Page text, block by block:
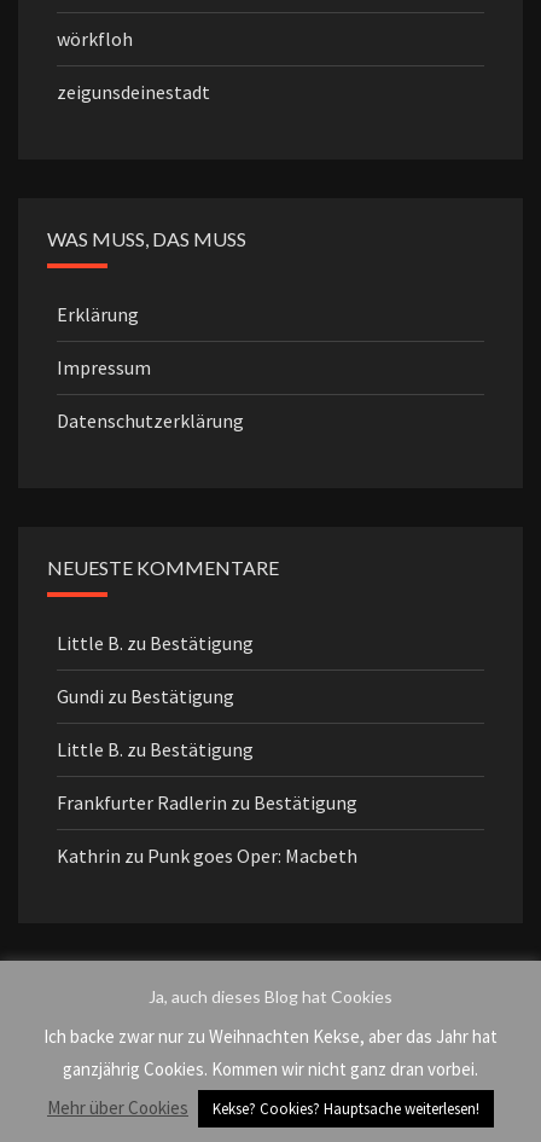
wörkfloh
zeigunsdeinestadt
WAS MUSS, DAS MUSS
Erklärung
Impressum
Datenschutzerklärung
NEUESTE KOMMENTARE
Little B. zu Bestätigung
Gundi zu Bestätigung
Little B. zu Bestätigung
Frankfurter Radlerin zu Bestätigung
Kathrin zu Punk goes Oper: Macbeth
M
D M D F S
S
1
2 3 4 5
6
Ja, auch dieses Blog hat Cookies
Ich backe zwar nur zu Weihnachten Kekse, aber das Jahr hat
ganzjährig Cookies. Kommen wir nicht ganz dran vorbei.
Mehr über Cookies
Kekse? Cookies? Hauptsache weiterlesen!